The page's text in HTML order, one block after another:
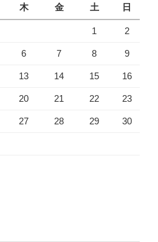
木 金 土 日
1 2
6 7 8 9
13 14 15 16
20 21 22 23
27 28 29 30